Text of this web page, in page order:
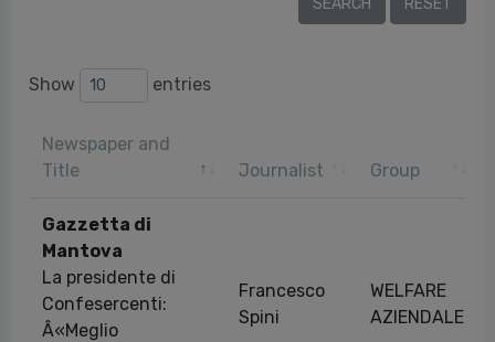
Show entries
Newspaper and
Title
Journalist Group
Gazzetta di
Mantova
La presidente di
Confesercenti:
Â«Meglio
Francesco
Spini
WELFARE
AZIENDALE